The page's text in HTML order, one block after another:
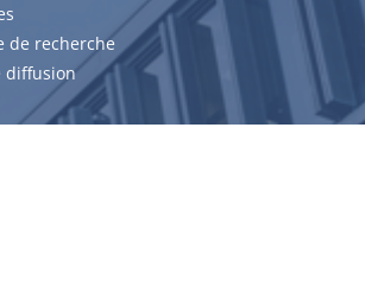
de la Fondation Maison des
de l'Homme
de recherche
diffusion